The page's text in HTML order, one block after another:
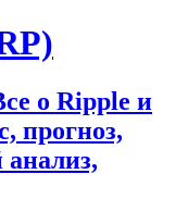
о Ripple и
прогноз,
анализ,